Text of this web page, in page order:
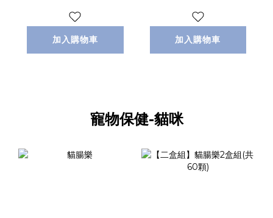
加入購物車 加入購物車
寵物保健-貓咪